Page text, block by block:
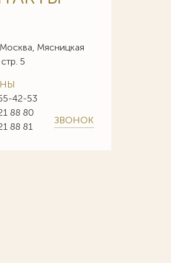
Мясницкая
5
42-53
88 80
88 81
ЗВОНОК